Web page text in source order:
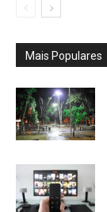
Mais Populares